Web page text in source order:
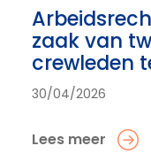
zaak van
crewleden
30/04/2026
Lees meer